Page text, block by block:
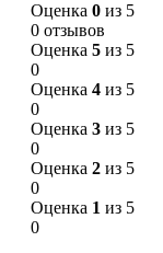
Оценка 0 из 5
0 отзывов
Оценка 5 из 5
0
Оценка 4 из 5
0
Оценка 3 из 5
0
Оценка 2 из 5
0
Оценка 1 из 5
0